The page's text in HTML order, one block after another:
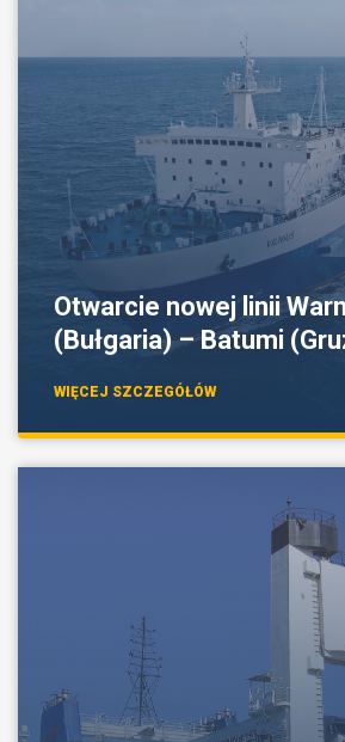
Otwarcie nowej linii
(Bułgaria) – Batumi
WIĘCEJ SZCZEGÓŁÓW